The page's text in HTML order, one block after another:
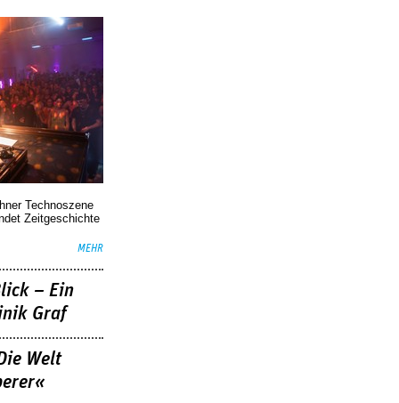
Technoszene
Zeitgeschichte
MEHR
– Ein
Graf
Welt